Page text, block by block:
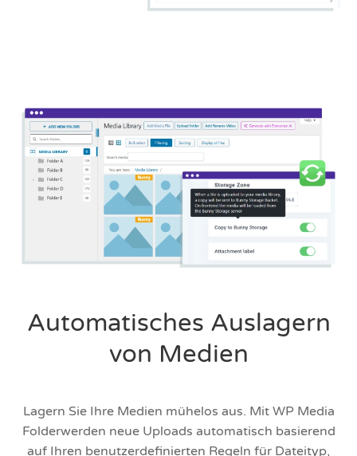
Automatisches Auslagern
von Medien
Lagern Sie Ihre Medien mühelos aus. Mit WP Media
Folderwerden neue Uploads automatisch basierend
auf Ihren benutzerdefinierten Regeln für Dateityp,